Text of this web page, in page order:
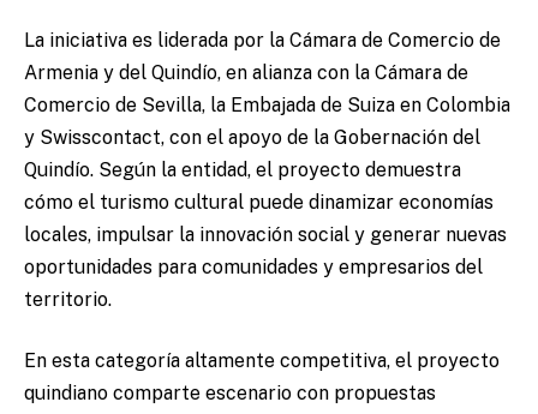
La iniciativa es liderada por la Cámara de Comercio de
Armenia y del Quindío, en alianza con la Cámara de
Comercio de Sevilla, la Embajada de Suiza en Colombia
y Swisscontact, con el apoyo de la Gobernación del
Quindío. Según la entidad, el proyecto demuestra
cómo el turismo cultural puede dinamizar economías
locales, impulsar la innovación social y generar nuevas
oportunidades para comunidades y empresarios del
territorio.
En esta categoría altamente competitiva, el proyecto
quindiano comparte escenario con propuestas